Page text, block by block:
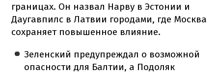
границах. Он назвал Нарву в Эстонии и
Даугавпилс в Латвии городами, где Москва
сохраняет повышенное влияние.
Зеленский предупреждал о возможной
опасности для Балтии, а Подоляк